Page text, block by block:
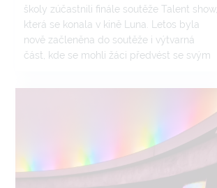
školy zúčastnili finále soutěže Talent show,
která se konala v kině Luna. Letos byla
nově začleněna do soutěže i výtvarná
část, kde se mohli žáci předvést se svým
výstavních prostorách představili své
Naši reprezentanti si vedli velmi skvěle a
domů si odvezli hned několik ocenění.